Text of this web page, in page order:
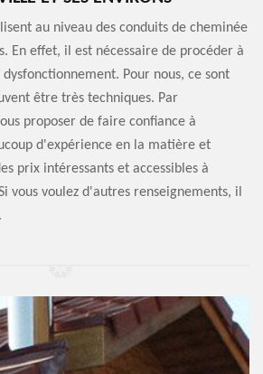
au niveau des conduits de cheminée
En effet, il est nécessaire de procéder à
dysfonctionnement. Pour nous, ce sont
être très techniques. Par
proposer de faire confiance à
d'expérience en la matière et
prix intéressants et accessibles à
vous voulez d'autres renseignements, il